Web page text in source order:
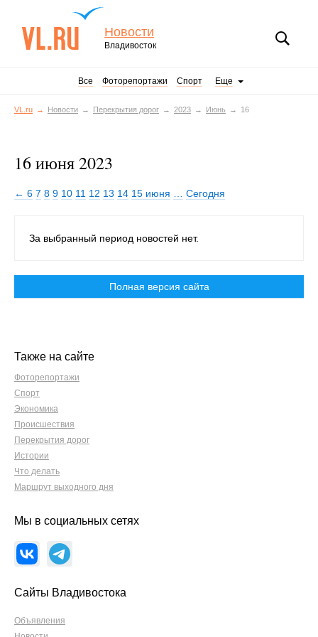
Новости
Владивосток
Все Фоторепортажи Спорт Еще
VL.ru Новости Перекрытия дорог 2023 Июнь 16
16 июня 2023
← 6 7 8 9 10 11 12 13 14 15 июня Сегодня
За выбранный период новостей нет.
Полная версия сайта
Также на сайте
Фоторепортажи
Спорт
Экономика
Происшествия
Перекрытия дорог
Истории
Что делать
Маршрут выходного дня
Мы в социальных сетях
Сайты Владивостока
Объявления